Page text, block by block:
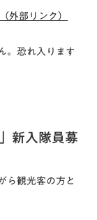
外部リンク）
。恐れ入ります
新入隊員募
ら観光客の方と